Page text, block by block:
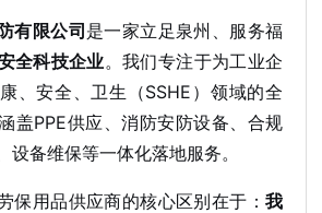
有限公司是一家立足泉州、服务福
全科技企业。我们专注于为工业企
、安全、卫生（SSHE）领域的全
盖PPE供应、消防安防设备、合规
设备维保等一体化落地服务。
保用品供应商的核心区别在于： 我